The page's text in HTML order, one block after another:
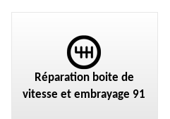
Réparation boite de
vitesse et embrayage 91